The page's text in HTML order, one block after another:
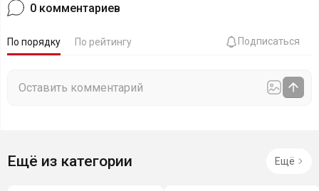
0 комментариев
По порядку По рейтингу Подписаться
Ещё из категории Ещё